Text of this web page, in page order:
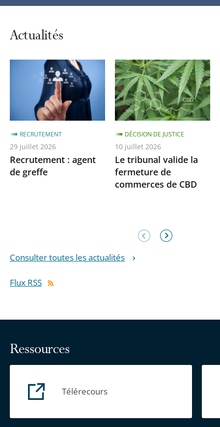
Actualités
Recrutement : agent
de greffe
RECRUTEMENT
29 juillet 2026
Le tribunal valide la
fermeture de
commerces de CBD
DÉCISION DE JUSTICE
10 juillet 2026
Consulter toutes les actualités
Flux RSS
Élément
précédent
Élément
suivant
Ressources
Télérecours